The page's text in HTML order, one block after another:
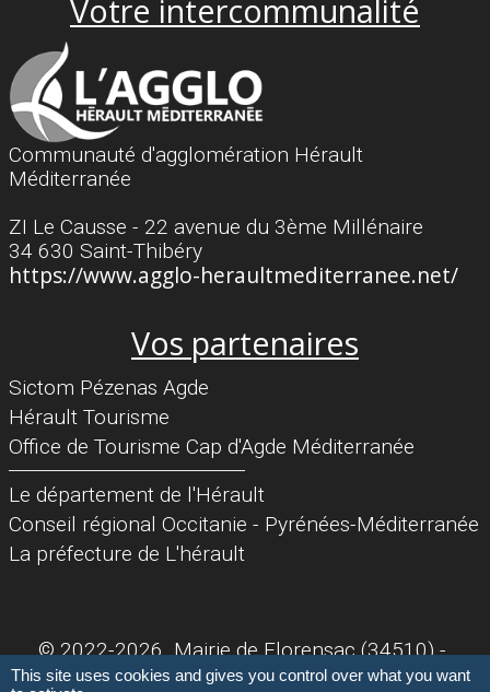
Votre intercommunalité
Communauté d'agglomération Hérault
Méditerranée
ZI Le Causse - 22 avenue du 3ème Millénaire
34 630 Saint-Thibéry
https://www.agglo-heraultmediterranee.net/
Vos partenaires
Sictom Pézenas Agde
Hérault Tourisme
Office de Tourisme Cap d'Agde Méditerranée
Séparateur
Le département de l'Hérault
Conseil régional Occitanie - Pyrénées-Méditerranée
La préfecture de L'hérault
© 2022-2026 Mairie de Florensac (34510) -
Mentions légales Accessibilité : partielle 80%
This site uses cookies and gives you control over what you want